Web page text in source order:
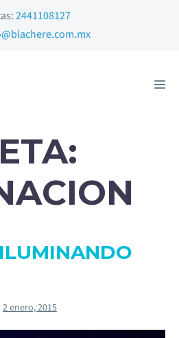
2441108127
2 enero, 2015